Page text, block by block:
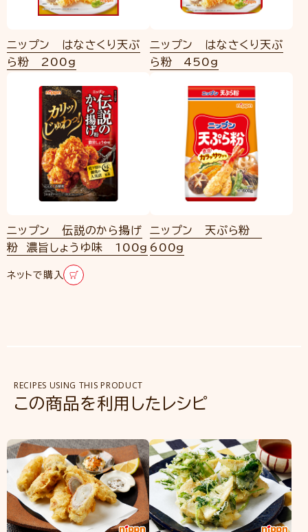
ニップン はなさくり天ぷ
ら粉 200g
ニップン はなさくり天ぷ
ら粉 450g
ニップン 伝説のから揚げ
粉 濃旨しょうゆ味 100g
ネットで購入
ニップン 天ぷら粉
600g
RECIPES USING THIS PRODUCT
この商品を利用したレシピ